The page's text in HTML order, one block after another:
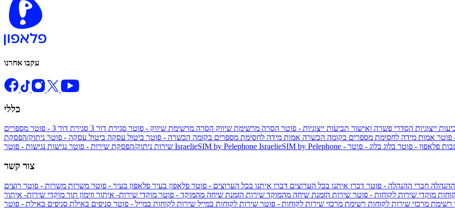
עקבו אחרנו
כללי
ייצוגיות הסדרי פשרה ואישור תביעות ייצוגיות - פוטר הסרה מרשימת שיווק הסרה מרשימת שיווק - פוטר סגירת דור 3 סגירת דור 3 - פוטר
מספרים
פוטר אמות מידה לחסימת מספרים בקומה הכשרה אמות מידה לחסימת מספרים בקומה הכשרה - פוטר ביטול עסקה ביטול עסקה - פוטר ניתוק/הפסקת
שירות ניתוק/הפסקת שירות - פוטר נגישות IsraelieSIM by Pelephone פלאפון - פוטר בלוג בלוג - פוטר
צור קשר
חברי ההנהלה - פוטר דברו איתנו בכל הערוצים דברו איתנו בכל הערוצים - פוטר פלאפון בעיר פלאפון בעיר - פוטר משרות משרות - פוטר רוצים
מוקדי שירות לקוחות - פוטר שירות הזמנת שיחה מהמוקד שירות הזמנת שיחה מהמוקד - פוטר מוקדי שירות- איתור וזימון תור מוקדי שירות- איתור
רשימת מרכזי שירות לקוחות רשימת מרכזי שירות לקוחות - פוטר שירות לקוחות במייל שירות לקוחות במייל - פוטר סניפים באילת סניפים באילת - פוטר